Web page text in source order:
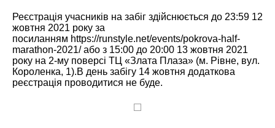
Реєстрація учасників на забіг здійснюється до 23:59 12
жовтня 2021 року за
посиланням https://runstyle.net/events/pokrova-half-
marathon-2021/або з 15:00 до 20:00 13 жовтня 2021
року на 2-му поверсі ТЦ «Злата Плаза» (м. Рівне, вул.
Короленка, 1).В день забігу 14 жовтня додаткова
реєстрація проводитися не буде.